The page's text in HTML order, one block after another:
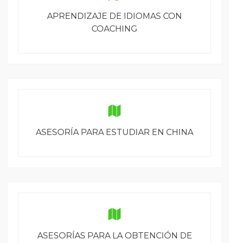
APRENDIZAJE DE IDIOMAS CON
COACHING
ASESORÍA PARA ESTUDIAR EN CHINA
ASESORÍAS PARA LA OBTENCIÓN DE